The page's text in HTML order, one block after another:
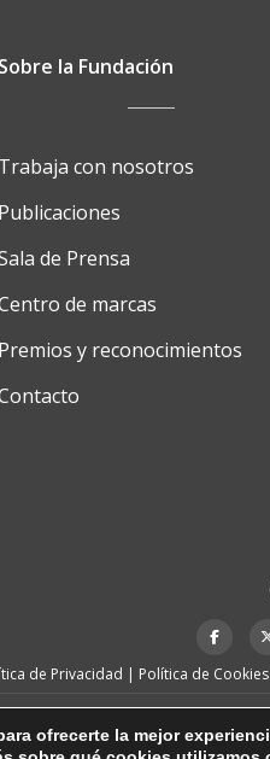
Sobre la Fundación
Trabaja con nosotros
Publicaciones
de Prensa
de marcas
Premios y reconocimientos
fa-
x-
de Privacidad | Política de Cookies
ofrecerte la mejor